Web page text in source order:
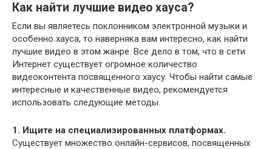
Как найти лучшие видео хауса?
Если вы являетесь поклонником электронной музыки и
особенно хауса, то наверняка вам интересно, как найти
лучшие видео в этом жанре. Все дело в том, что в сети
Интернет существует огромное количество
видеоконтента посвященного хаусу. Чтобы найти самые
интересные и качественные видео, рекомендуется
использовать следующие методы.
1. Ищите на специализированных платформах.
Существует множество онлайн-сервисов, посвященных